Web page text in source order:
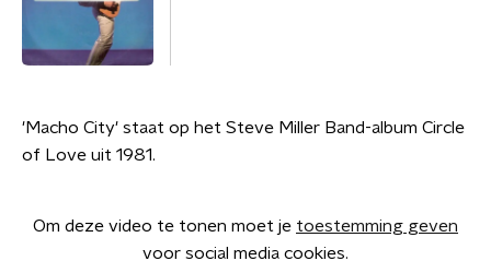
'Macho City' staat op het Steve Miller Band-album Circle
of Love uit 1981.
Om deze video te tonen moet je toestemming geven
voor social media cookies.